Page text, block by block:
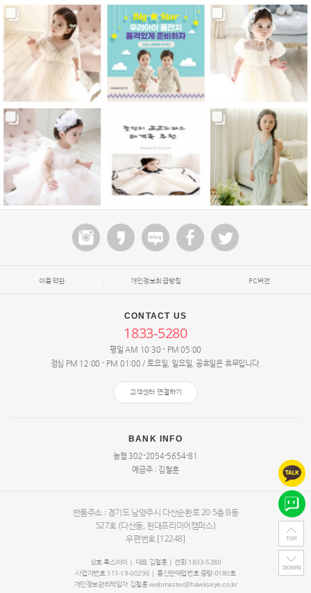
이용약관 개인정보취급방침 PC버전
CONTACT US
1833-5280
평일 AM 10:30 - PM 05:00
점심 PM 12:00 - PM 01:00 / 토요일, 일요일, 공휴일은 휴무입니다.
고객센터 연결하기
BANK INFO
농협 302-2054-5654-81
예금주 : 김철훈
반품주소 : 경기도 남양주시 다산순환로 20 5층 B동
527호(다산동, 현대프리미어캠퍼스)
우편번호 [12248]
상호 혹스아이 | 대표 김철훈| 전화 1833-5280
사업자번호 111-19-00296 | 통신판매업번호 중랑-0180호
개인정보관리책임자 김철훈webmaster@hawkseye.co.kr